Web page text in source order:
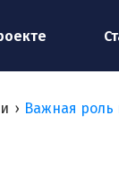
› Важная роль